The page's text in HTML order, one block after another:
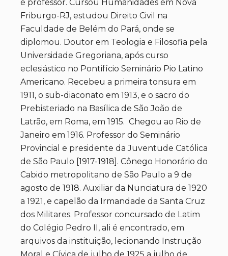
e professor. Cursou Humanidades em Nova
Friburgo-RJ, estudou Direito Civil na
Faculdade de Belém do Pará, onde se
diplomou. Doutor em Teologia e Filosofia pela
Universidade Gregoriana, após curso
eclesiástico no Pontifício Seminário Pio Latino
Americano. Recebeu a primeira tonsura em
1911, o sub-diaconato em 1913, e o sacro do
Prebisteriado na Basílica de São João de
Latrão, em Roma, em 1915. Chegou ao Rio de
Janeiro em 1916. Professor do Seminário
Provincial e presidente da Juventude Católica
de São Paulo [1917-1918]. Cônego Honorário do
Cabido metropolitano de São Paulo a 9 de
agosto de 1918. Auxiliar da Nunciatura de 1920
a 1921, e capelão da Irmandade da Santa Cruz
dos Militares. Professor concursado de Latim
do Colégio Pedro II, ali é encontrado, em
arquivos da instituição, lecionando Instrução